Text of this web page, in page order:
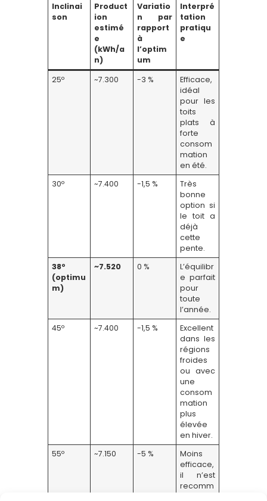
Inclinai
son
Product
ion
estimé
e
(kWh/a
n)
Variatio
n par
rapport
à
l’optim
um
Interpré
tation
pratiqu
e
25º ~7.300 -3 %
Efficace,
idéal
pour les
toits
plats à
forte
consom
mation
en été.
30º
~7.400 -1,5 %
Très
bonne
option si
le toit a
déjà
cette
pente.
38º
(optimu
m)
~7.520 0 %
L’équilibr
e parfait
pour
toute
l’année.
45º
~7.400 -1,5 %
Excellent
dans les
régions
froides
ou avec
une
consom
mation
plus
élevée
en hiver.
55º
~7.150 -5 %
Moins
efficace,
il n’est
recomm